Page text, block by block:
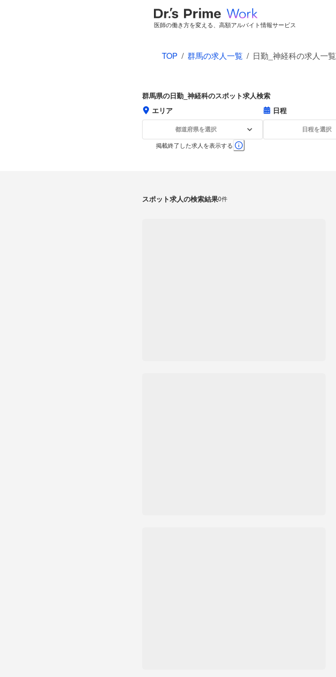
医師の働き方を変える、高額アルバイト情報サービス
TOP / 群馬の求人一覧 / 日勤_神経科の求人一覧
群馬県の日勤_神経科のスポット求人検索
エリア
都道府県を選択
日程
日程を選択
掲載終了した求人を表示する
スポット求人の検索結果0件